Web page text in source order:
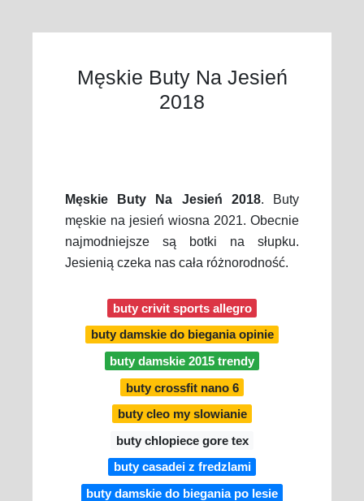
Męskie Buty Na Jesień
2018
Męskie Buty Na Jesień 2018. Buty
męskie na jesień wiosna 2021. Obecnie
najmodniejsze są botki na słupku.
Jesienią czeka nas cała różnorodność.
buty crivit sports allegro
buty damskie do biegania opinie
buty damskie 2015 trendy
buty crossfit nano 6
buty cleo my slowianie
buty chlopiece gore tex
buty casadei z fredzlami
buty damskie do biegania po lesie